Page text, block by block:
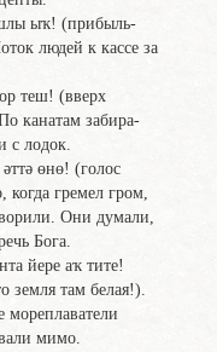
ыҡ! (прибыль-
людей к кассе за
теш! (вверх
канатам забира-
с лодок.
өнө! (голос
гремел гром,
Они думали,
Бога.
йере аҡ тите!
земля там белая!).
мимо.